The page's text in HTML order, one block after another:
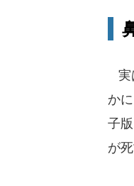
実
か
子
が